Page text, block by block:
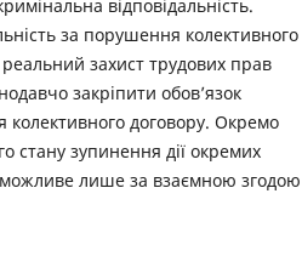
відповідальність.
за порушення колективного
захист трудових прав
закріпити обов’язок
колективного договору. Окремо
стану зупинення дії окремих
лише за взаємною згодою